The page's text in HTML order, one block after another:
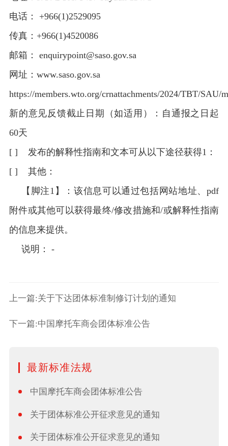
电话： +966(1)2529095
传真：+966(1)4520086
邮箱： enquirypoint@saso.gov.sa
网址：www.saso.gov.sa
https://members.wto.org/crnattachments/2024/TBT/SAU/
新的意见反馈截止日期（如适用）：自通报之日起
60天
[ ] 发布的解释性指南和文本可从以下途径获得1：
[ ] 其他：
【脚注1】：该信息可以通过包括网站地址、pdf
附件或其他可以获得最终/修改措施和/或解释性指南
的信息来提供。
说明： -
上一篇:关于下达团体标准制修订计划的通知
下一篇:中国摩托车商会团体标准公告
最新标准法规
中国摩托车商会团体标准公告
关于团体标准公开征求意见的通知
关于团体标准公开征求意见的通知